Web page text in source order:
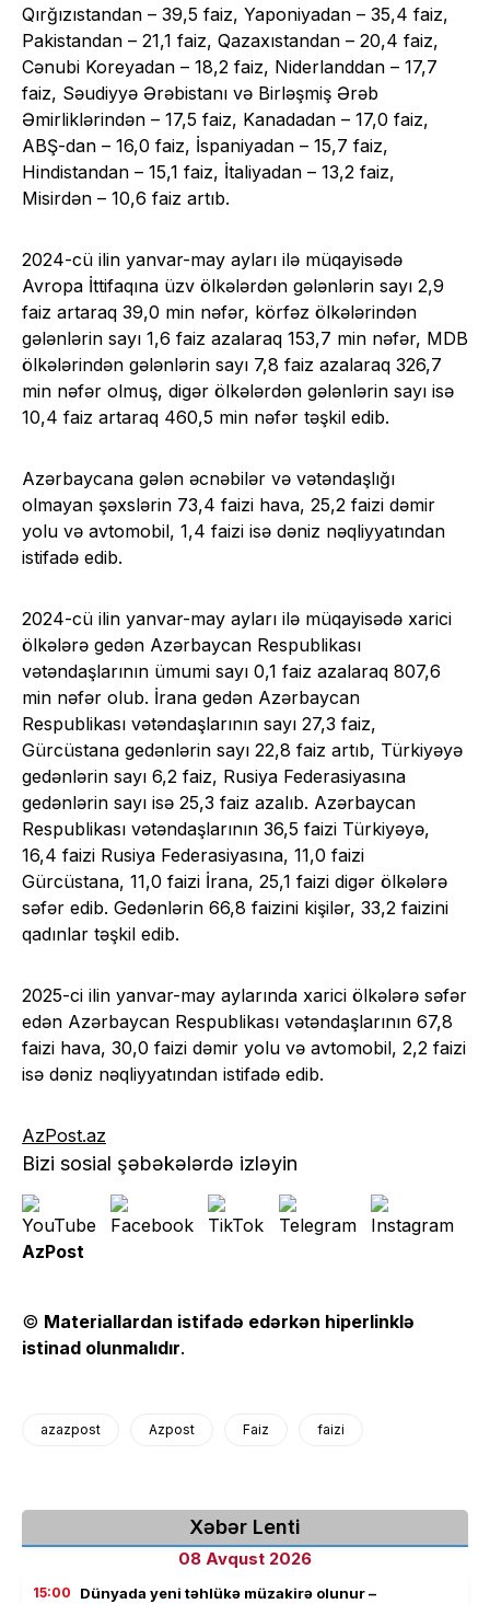
Qırğızıstandan – 39,5 faiz, Yaponiyadan – 35,4 faiz,
Pakistandan – 21,1 faiz, Qazaxıstandan – 20,4 faiz,
Cənubi Koreyadan – 18,2 faiz, Niderlanddan – 17,7
faiz, Səudiyyə Ərəbistanı və Birləşmiş Ərəb
Əmirliklərindən – 17,5 faiz, Kanadadan – 17,0 faiz,
ABŞ-dan – 16,0 faiz, İspaniyadan – 15,7 faiz,
Hindistandan – 15,1 faiz, İtaliyadan – 13,2 faiz,
Misirdən – 10,6 faiz artıb.
2024-cü ilin yanvar-may ayları ilə müqayisədə
Avropa İttifaqına üzv ölkələrdən gələnlərin sayı 2,9
faiz artaraq 39,0 min nəfər, körfəz ölkələrindən
gələnlərin sayı 1,6 faiz azalaraq 153,7 min nəfər, MDB
ölkələrindən gələnlərin sayı 7,8 faiz azalaraq 326,7
min nəfər olmuş, digər ölkələrdən gələnlərin sayı isə
10,4 faiz artaraq 460,5 min nəfər təşkil edib.
Azərbaycana gələn əcnəbilər və vətəndaşlığı
olmayan şəxslərin 73,4 faizi hava, 25,2 faizi dəmir
yolu və avtomobil, 1,4 faizi isə dəniz nəqliyyatından
istifadə edib.
2024-cü ilin yanvar-may ayları ilə müqayisədə xarici
ölkələrə gedən Azərbaycan Respublikası
vətəndaşlarının ümumi sayı 0,1 faiz azalaraq 807,6
min nəfər olub. İrana gedən Azərbaycan
Respublikası vətəndaşlarının sayı 27,3 faiz,
Gürcüstana gedənlərin sayı 22,8 faiz artıb, Türkiyəyə
gedənlərin sayı 6,2 faiz, Rusiya Federasiyasına
gedənlərin sayı isə 25,3 faiz azalıb. Azərbaycan
Respublikası vətəndaşlarının 36,5 faizi Türkiyəyə,
16,4 faizi Rusiya Federasiyasına, 11,0 faizi
Gürcüstana, 11,0 faizi İrana, 25,1 faizi digər ölkələrə
səfər edib. Gedənlərin 66,8 faizini kişilər, 33,2 faizini
qadınlar təşkil edib.
2025-ci ilin yanvar-may aylarında xarici ölkələrə səfər
edən Azərbaycan Respublikası vətəndaşlarının 67,8
faizi hava, 30,0 faizi dəmir yolu və avtomobil, 2,2 faizi
isə dəniz nəqliyyatından istifadə edib.
AzPost.az
Bizi sosial şəbəkələrdə izləyin
AzPost
© Materiallardan istifadə edərkən hiperlinklə
istinad olunmalıdır.
azazpost Azpost Faiz faizi
Xəbər Lenti
08 Avqust 2026
15:00
Dünyada yeni təhlükə müzakirə olunur –